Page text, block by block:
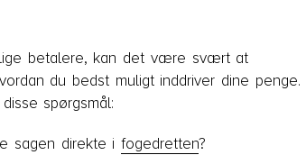
betalere, kan det være svært at
du bedst muligt inddriver dine penge.
spørgsmål:
sagen direkte ifogedretten?